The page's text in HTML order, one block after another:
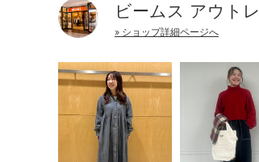
ビームス アウト
» ショップ詳細ページへ